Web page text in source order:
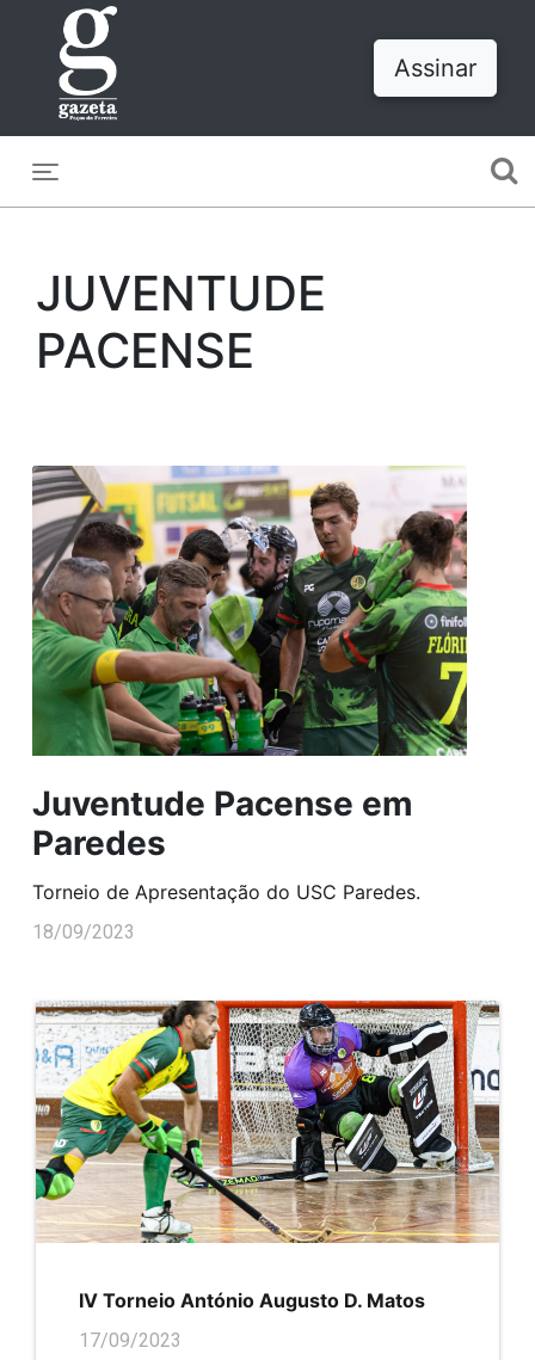
Assinar
JUVENTUDE
PACENSE
Juventude Pacense em
Paredes
Torneio de Apresentação do USC Paredes.
18/09/2023
IV Torneio António Augusto D. Matos
17/09/2023